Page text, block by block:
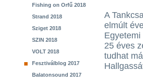
Fishing on Orfű 2018
Strand 2018
Sziget 2018
SZIN 2018
VOLT 2018
Fesztiválblog 2017
Balatonsound 2017
A
elmúlt
25 éves
tudhat